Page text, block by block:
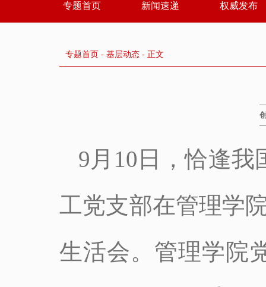
专题首页 新闻速递 权威发布
专题首页 - 基层动态 - 正文
9月10日，恰逢我
工党支部在管理学
生活会。管理学院